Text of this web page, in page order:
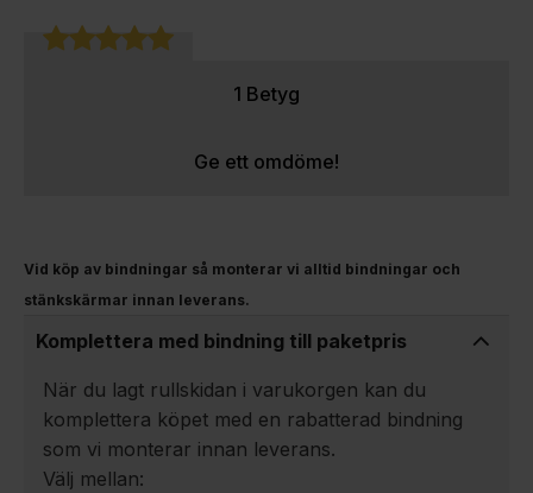
1 Betyg
Ge ett omdöme!
Vid köp av bindningar så monterar vi alltid bindningar och
stänkskärmar innan leverans.
Komplettera med bindning till paketpris
När du lagt rullskidan i varukorgen kan du
komplettera köpet med en rabatterad bindning
som vi monterar innan leverans.
Välj mellan: